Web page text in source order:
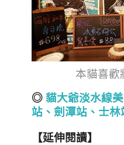
本貓喜歡
◎ 貓大爺淡水線
站、劍潭站、士林
【延伸閱讀】